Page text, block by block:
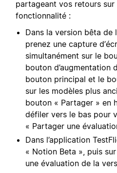
partageant vos retours sur
fonctionnalité :
Dans la version bêta de
prenez une capture
simultanément sur le
bouton d’augmentation
bouton principal et le
sur les modèles plus
bouton « Partager » en
défiler vers le bas pour
« Partager une
Dans l’application
« Notion Beta », puis
une évaluation de la